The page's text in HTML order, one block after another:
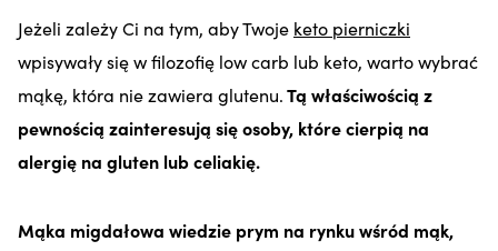
Jeżeli zależy Ci na tym, aby Twoje keto pierniczki
wpisywały się w filozofię low carb lub keto, warto wybrać
mąkę, która nie zawiera glutenu.Tą właściwością z
pewnością zainteresują się osoby, które cierpią na
alergię na gluten lub celiakię.
Mąka migdałowa wiedzie prym na rynku wśród mąk,